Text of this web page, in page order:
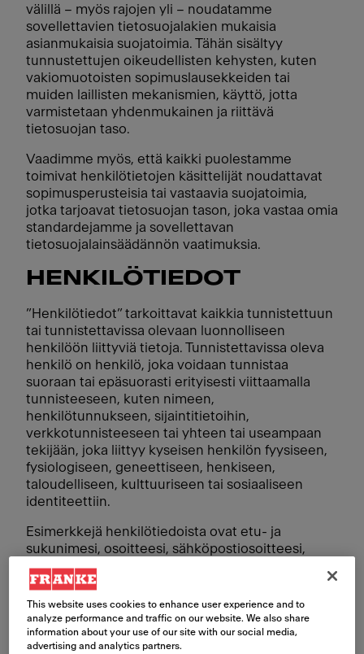
välillä – myös rajojen yli – noudatamme
sovellettavien tietosuojalakien mukaisia
asianmukaisia suojatoimia. Tähän sisältyy
tunnustettujen oikeudellisten kehysten, kuten
vakiomuotoisten sopimuslausekkeiden tai
muiden laillisten mekanismien, käyttö, jotta
varmistetaan yhdenmukainen ja riittävä
tietosuojan taso.
Vaadimme myös, että kaikki puolestamme
toimivat henkilötietojen käsittelijät noudattavat
sopimusperusteisia tai vastaavia suojatoimia,
jotka tarjoavat tietosuojan tason, joka vastaa omia
standardejamme ja sovellettavan
tietosuojalainsäädännön vaatimuksia.
HENKILÖTIEDOT
”Henkilötiedot” tarkoittavat kaikkia tunnistettuun
tai tunnistettavissa olevaan luonnolliseen
henkilöön liittyviä tietoja. Tunnistettavissa oleva
henkilö on henkilö, joka voidaan tunnistaa
suoraan tai epäsuorasti erityisesti viittaamalla
tunnisteeseen, kuten nimeen,
henkilötunnukseen, sijaintitietoihin,
verkkotunnisteeseen tai yhteen tai useampaan
tekijään, joka liittyy kyseisen henkilön fyysiseen,
fysiologiseen, geneettiseen, henkiseen,
taloudelliseen, kulttuuriseen tai sosiaaliseen
identiteettiin.
Esimerkkejä henkilötiedoista ovat etu- ja
sukunimesi, osoitteesi, sähköpostiosoitteesi,
puhelinnumerosi ja syntymäaikasi. Henkilötiedot
voivat olla missä tahansa muodossa, mukaan
lukien paperiasiakirjat, sähköiset tiedostot, video
tai ääni.
This website uses cookies to enhance user experience and to
analyze performance and traffic on our website. We also share
information about your use of our site with our social media,
advertising and analytics partners.